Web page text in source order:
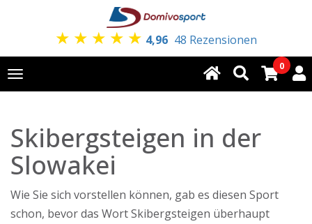
★ ★ ★ ★ ★ 4,96 48 Rezensionen
Toggle
navigation
0
Skibergsteigen in der
Slowakei
Wie Sie sich vorstellen können, gab es diesen Sport
schon, bevor das Wort Skibergsteigen überhaupt